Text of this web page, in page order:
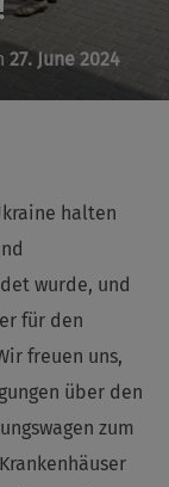
Posted
27. June 2024
halten
wurde, und
für den
freuen uns,
über den
zum